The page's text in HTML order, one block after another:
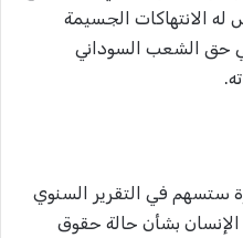
الانتهاكات الجسيمة
حق الشعب السوداني
ستسهم في التقرير السنوي
بشأن حالة حقوق